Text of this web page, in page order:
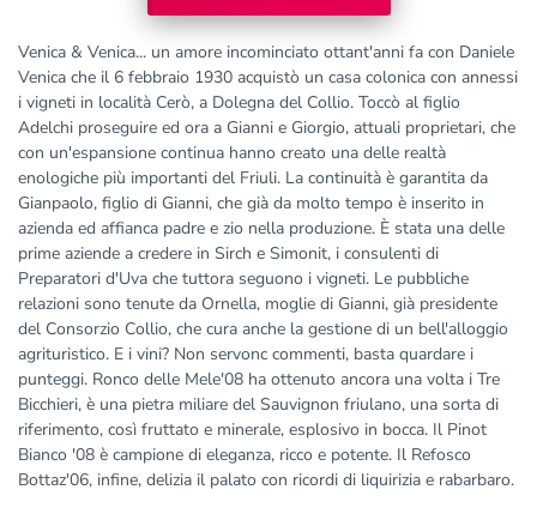
Venica & Venica... un amore incominciato ottant'anni fa con Daniele
Venica che il 6 febbraio 1930 acquistò un casa colonica con annessi
i vigneti in località Cerò, a Dolegna del Collio. Toccò al figlio
Adelchi proseguire ed ora a Gianni e Giorgio, attuali proprietari, che
con un'espansione continua hanno creato una delle realtà
enologiche più importanti del Friuli. La continuità è garantita da
Gianpaolo, figlio di Gianni, che già da molto tempo è inserito in
azienda ed affianca padre e zio nella produzione. È stata una delle
prime aziende a credere in Sirch e Simonit, i consulenti di
Preparatori d'Uva che tuttora seguono i vigneti. Le pubbliche
relazioni sono tenute da Ornella, moglie di Gianni, già presidente
del Consorzio Collio, che cura anche la gestione di un bell'alloggio
agrituristico. E i vini? Non servonc commenti, basta quardare i
punteggi. Ronco delle Mele'08 ha ottenuto ancora una volta i Tre
Bicchieri, è una pietra miliare del Sauvignon friulano, una sorta di
riferimento, così fruttato e minerale, esplosivo in bocca. Il Pinot
Bianco '08 è campione di eleganza, ricco e potente. Il Refosco
Bottaz'06, infine, delizia il palato con ricordi di liquirizia e rabarbaro.